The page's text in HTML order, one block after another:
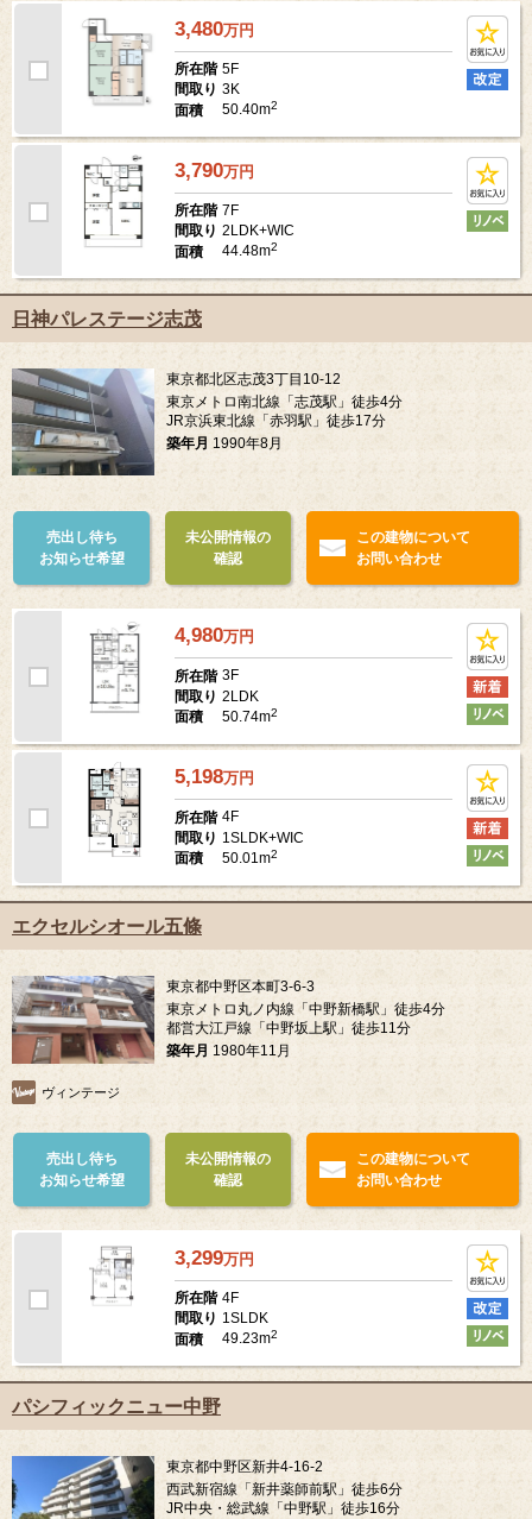
3,480万円
所在階 5F
間取り 3K
面積
50.40m2
3,790万円
所在階 7F
間取り 2LDK+WIC
面積
44.48m2
日神パレステージ志茂
東京都北区志茂3丁目10-12
東京メトロ南北線「志茂駅」徒歩4分
JR京浜東北線「赤羽駅」徒歩17分
築年月 1990年8月
売出し待ち
お知らせ希望
未公開情報の
確認
この建物について
お問い合わせ
4,980万円
所在階 3F
間取り 2LDK
面積
50.74m2
5,198万円
所在階 4F
間取り 1SLDK+WIC
面積
50.01m2
エクセルシオール五條
東京都中野区本町3-6-3
東京メトロ丸ノ内線「中野新橋駅」徒歩4分
都営大江戸線「中野坂上駅」徒歩11分
築年月 1980年11月
ヴィンテージ
売出し待ち
お知らせ希望
未公開情報の
確認
この建物について
お問い合わせ
3,299万円
所在階 4F
間取り 1SLDK
面積
49.23m2
パシフィックニュー中野
東京都中野区新井4-16-2
西武新宿線「新井薬師前駅」徒歩6分
JR中央・総武線「中野駅」徒歩16分